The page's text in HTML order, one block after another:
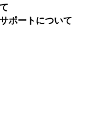
ポートについて